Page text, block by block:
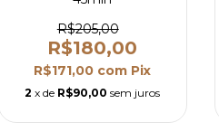
R$205,00
R$180,00
R$171,00 com Pix
2 x de R$90,00 sem juros